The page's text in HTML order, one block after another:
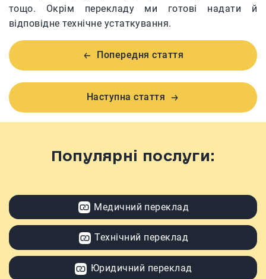
тощо. Окрім перекладу ми готові надати й
відповідне технічне устаткування.
Попередня стаття
Наступна стаття
Популярні послуги:
Медичний переклад
Технічний переклад
Юридичний переклад